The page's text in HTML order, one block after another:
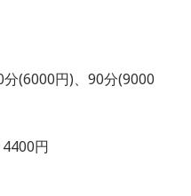
(6000円)、90分(9000
円